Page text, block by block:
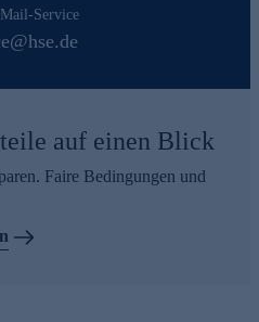
Service
auf einen Blick
Faire Bedingungen und